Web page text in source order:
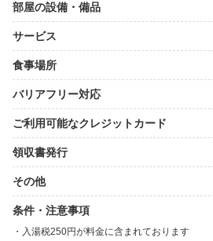
部屋の設備・備品
サービス
食事場所
バリアフリー対応
ご利用可能なクレジットカード
領収書発行
その他
条件・注意事項
入湯税250円が料金に含まれております